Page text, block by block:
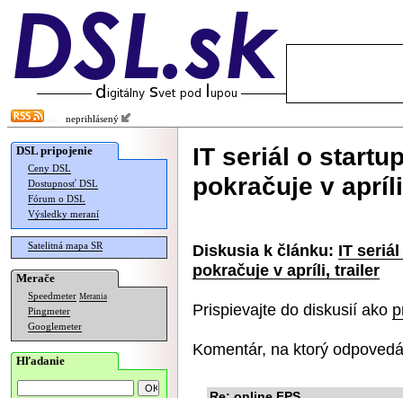
neprihlásený
DSL pripojenie
Ceny DSL
Dostupnosť DSL
Fórum o DSL
Výsledky meraní
Satelitná mapa SR
Merače
Speedmeter Merania
Pingmeter
Googlemeter
Hľadanie
IT seriál o
pokračuje v
Diskusia k článku: IT
pokračuje v apríli, trailer
Prispievajte do diskusií ako
Komentár, na ktorý